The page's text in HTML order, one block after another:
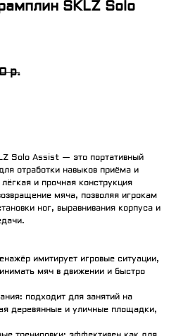
SKLZ Solo
р.
Solo Assist — это портативный
отработки навыков приёма и
и прочная конструкция
мяча, позволяя игрокам
ног, выравнивания корпуса и
имитирует игровые ситуации,
мяч в движении и быстро
подходит для занятий на
деревянные и уличные площадки,